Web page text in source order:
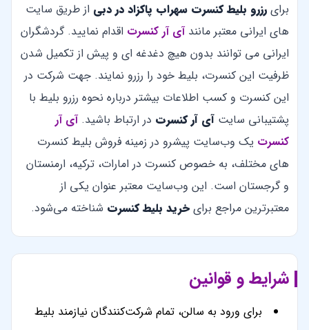
برای رزرو بلیط کنسرت سهراب پاکزاد در دبی از طریق سایت
های ایرانی معتبر مانندآی آر کنسرت اقدام نمایید. گردشگران
ایرانی می توانند بدون هیچ دغدغه ای و پیش از تکمیل شدن
ظرفیت این کنسرت، بلیط خود را رزرو نمایند. جهت شرکت در
این کنسرت و کسب اطلاعات بیشتر درباره نحوه رزرو بلیط با
پشتیبانی سایت آی آر کنسرت در ارتباط باشید.آی آر
کنسرت یک وب‌سایت پیشرو در زمینه فروش بلیط کنسرت
های مختلف، به خصوص کنسرت در امارات، ترکیه، ارمنستان
و گرجستان است. این وب‌سایت معتبر عنوان یکی از
معتبرترین مراجع برای خرید بلیط کنسرت شناخته می‌شود.
شرایط و قوانین
برای ورود به سالن، تمام شرکت‌کنندگان نیازمند بلیط